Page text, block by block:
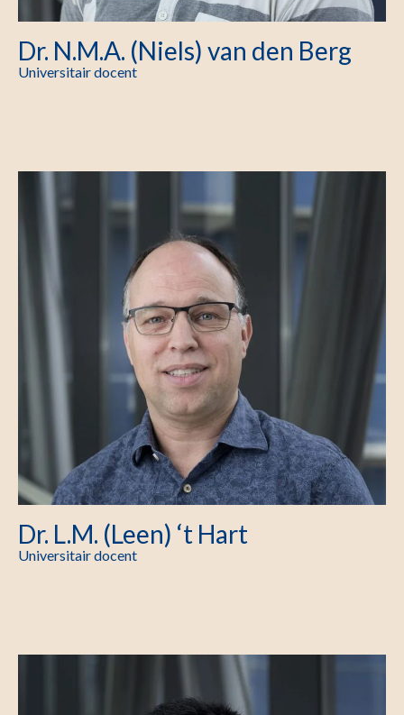
Dr. N.M.A. (Niels) van den Berg
Universitair docent
Dr. L.M. (Leen) ‘t Hart
Universitair docent